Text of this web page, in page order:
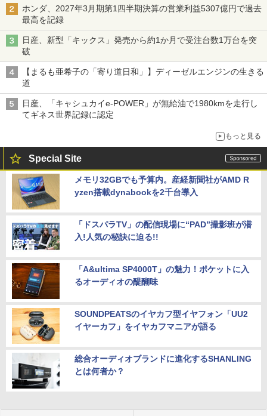
ホンダ、2027年3月期第1四半期決算の営業利益5307億円で過去
最高を記録
日産、新型「キックス」発売から約1か月で受注台数1万台を突
破
【まるも亜希子の「寄り道日和」】ディーゼルエンジンの生きる
道
日産、「キャシュカイe-POWER」が無給油で1980kmを走行し
てギネス世界記録に認定
もっと見る
Special Site
メモリ32GBでも予算内。産経新聞社がAMD R
yzen搭載dynabookを2千台導入
「ドスパラTV」の配信現場に“PAD”撮影班が潜
入!人気の秘訣に迫る!!
「A&ultima SP4000T」の魅力！ポケットに入
るオーディオの醍醐味
SOUNDPEATSのイヤカフ型イヤフォン「UU2
イヤーカフ」をイヤカフマニアが語る
総合オーディオブランドに進化するSHANLING
とは何者か？